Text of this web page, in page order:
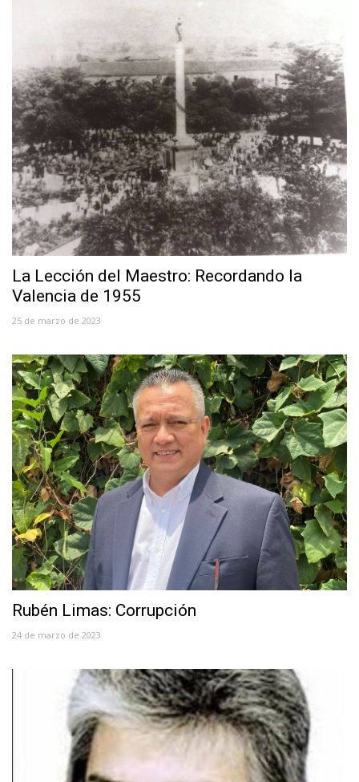
La Lección del Maestro: Recordando la
Valencia de 1955
25 de marzo de 2023
Rubén Limas: Corrupción
24 de marzo de 2023